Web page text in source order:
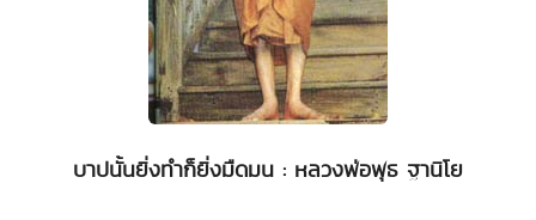
บาปนั้นยิ่งทำก็ยิ่งมืดมน : หลวงพ่อพุธ ฐานิโย